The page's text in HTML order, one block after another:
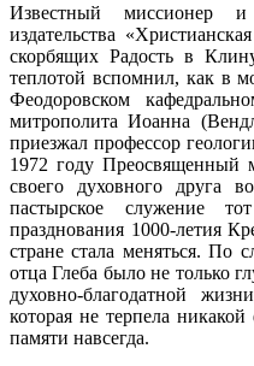
Известный миссионер и
издательства
скорбящих Радость в
теплотой вспомнил, как в
Феодоровском
митрополита Иоанна
приезжал профессор
1972 году Преосвященный
своего духовного друга
пастырское служение
празднования 1000-летия
стране стала меняться. По
отца Глеба было не только
духовно-благодатной
которая не терпела
памяти навсегда.